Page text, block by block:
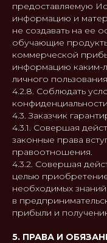
предоставляемую
информацию и
не создавать на ее
обучающие
коммерческой
информацию каким-
личного
4.2.8. Соблюдать
4.3. Заказчик
4.3.1. Совершая
законные права
правоотношения.
4.3.2. Совершая
целью
необходимых
в
прибыли и
5. ПРАВА И